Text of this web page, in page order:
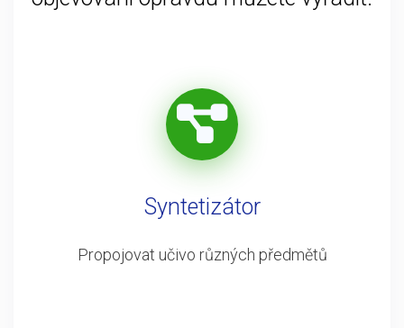
Syntetizátor
Propojovat učivo různých předmětů